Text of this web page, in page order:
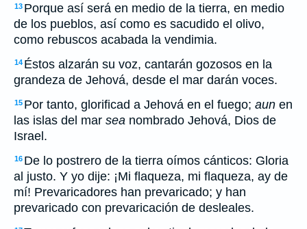
13 Porque así será en medio de la tierra, en medio
de los pueblos, así como es sacudido el olivo,
como rebuscos acabada la vendimia.
14 Éstos alzarán su voz, cantarán gozosos en la
grandeza de Jehová, desde el mar darán voces.
15 Por tanto, glorificad a Jehová en el fuego; aun en
las islas del mar sea nombrado Jehová, Dios de
Israel.
16 De lo postrero de la tierra oímos cánticos: Gloria
al justo. Y yo dije: ¡Mi flaqueza, mi flaqueza, ay de
mí! Prevaricadores han prevaricado; y han
prevaricado con prevaricación de desleales.